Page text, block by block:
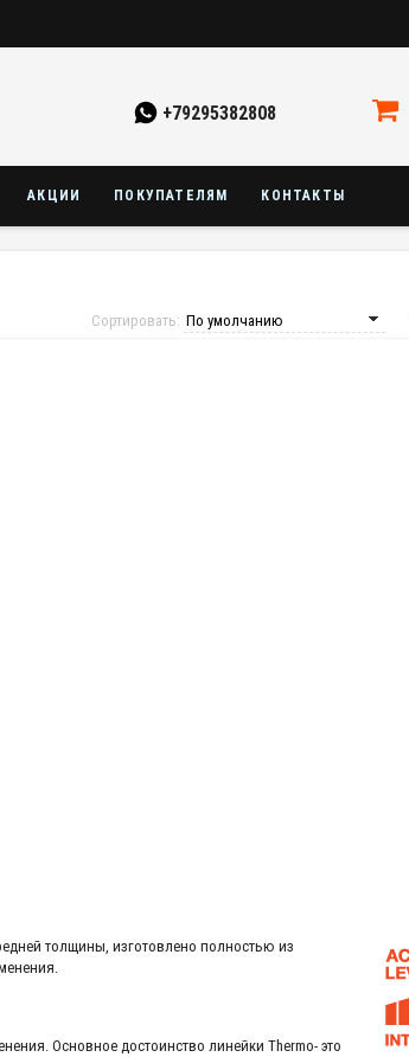
+79295382808
АКЦИИ ПОКУПАТЕЛЯМ КОНТАКТЫ
Сортировать:
толщины, изготовлено полностью из
Основное достоинство линейки Thermo- это